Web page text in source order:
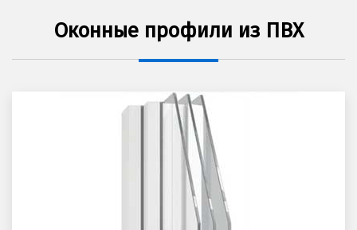
Оконные профили из ПВХ